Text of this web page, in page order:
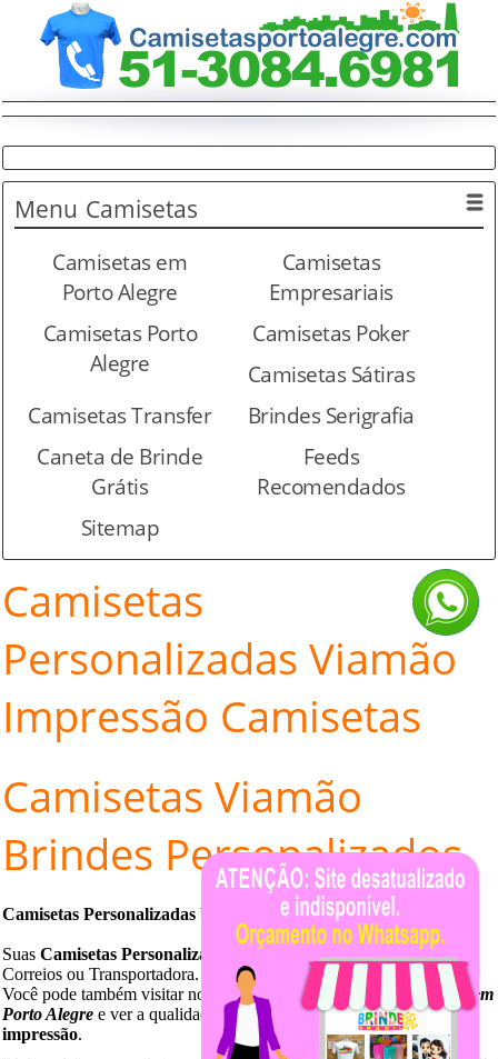
Menu Camisetas
Camisetas em
Porto Alegre
Camisetas
Empresariais
Camisetas Porto
Alegre
Camisetas Poker
Camisetas Sátiras
Camisetas Transfer
Brindes Serigrafia
Caneta de Brinde
Grátis
Feeds
Recomendados
Sitemap
Camisetas
Personalizadas Viamão
Impressão Camisetas
Camisetas Viamão
Brindes Personalizados
Camisetas Personalizadas bem perto deViamão.
Suas Camisetas Personalizadas
serão enviadas por motoboy,
Correios ou Transportadora.
Você pode também visitar nossa
loja de camisetas
personalizadas em
Porto Alegre e ver a qualidade de nossas malhas equalidade de
impressão.